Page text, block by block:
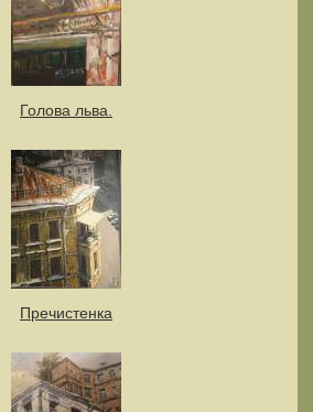
Голова льва.
Пречистенка